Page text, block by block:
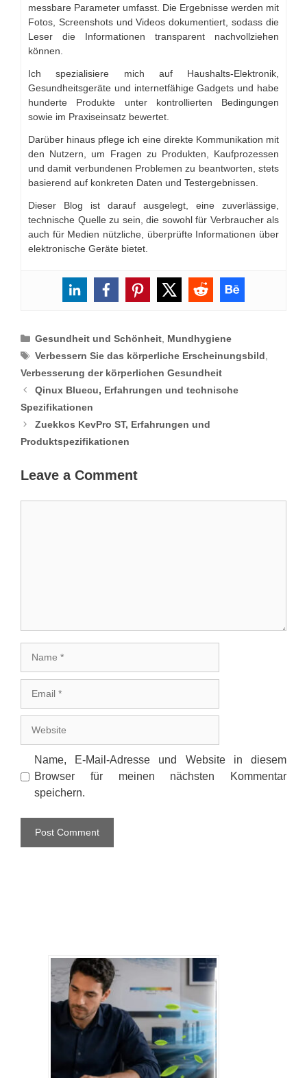
messbare Parameter umfasst. Die Ergebnisse werden mit
Fotos, Screenshots und Videos dokumentiert, sodass die
Leser die Informationen transparent nachvollziehen
können.
Ich spezialisiere mich auf Haushalts-Elektronik,
Gesundheitsgeräte und internetfähige Gadgets und habe
hunderte Produkte unter kontrollierten Bedingungen
sowie im Praxiseinsatz bewertet.
Darüber hinaus pflege ich eine direkte Kommunikation mit
den Nutzern, um Fragen zu Produkten, Kaufprozessen
und damit verbundenen Problemen zu beantworten, stets
basierend auf konkreten Daten und Testergebnissen.
Dieser Blog ist darauf ausgelegt, eine zuverlässige,
technische Quelle zu sein, die sowohl für Verbraucher als
auch für Medien nützliche, überprüfte Informationen über
elektronische Geräte bietet.
Categories
Gesundheit und Schönheit, Mundhygiene
Tags
Verbessern Sie das körperliche Erscheinungsbild,
Verbesserung der körperlichen Gesundheit
Qinux Bluecu, Erfahrungen und technische
Spezifikationen
Zuekkos KevPro ST, Erfahrungen und
Produktspezifikationen
Leave a Comment
Name, E-Mail-Adresse und Website in diesem
Browser für meinen nächsten Kommentar
speichern.